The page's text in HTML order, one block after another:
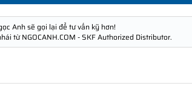
Anh sẽ gọi lại để tư vấn kỹ hơn!
từ NGOCANH.COM - SKF Authorized Distributor.